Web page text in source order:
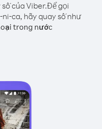
của Viber.Để gọi
ca, hãy quay số như
trong nước